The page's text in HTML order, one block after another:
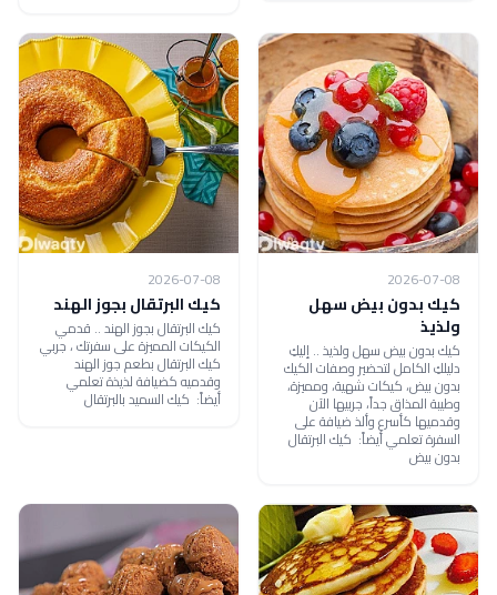
2026-07-08
كيك بدون بيض سهل
ولذيذ
كيك بدون بيض سهل ولذيذ .. إليكِ
دليلكِ الكامل لتحضير وصفات الكيك
بدون بيض، كيكات شهية، ومميزة،
وطيبة المذاق جداً، جربيها الآن
وقدميها كأسرع وألذ ضيافة على
السفرة تعلمي أيضاً: كيك البرتقال
بدون بيض
2026-07-08
كيك البرتقال بجوز الهند
كيك البرتقال بجوز الهند .. قدمي
الكيكات المميزة على سفرتك ، جربي
كيك البرتقال بطعم جوز الهند
وقدميه كضيافة لذيذة تعلمي
أيضاً: كيك السميد بالبرتقال